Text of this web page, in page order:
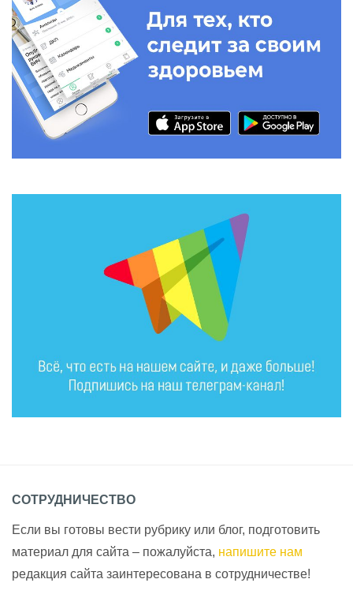
СОТРУДНИЧЕСТВО
Если вы готовы вести рубрику или блог, подготовить
материал для сайта – пожалуйста, напишите нам
редакция сайта заинтересована в сотрудничестве!